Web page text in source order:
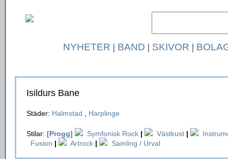
NYHETER | BAND | SKIVOR |
Isildurs Bane
Städer: Halmstad Harplinge
Stilar: [Progg] Symfonisk Rock | Västkust |
Fusion | Artrock | Samling / Urval